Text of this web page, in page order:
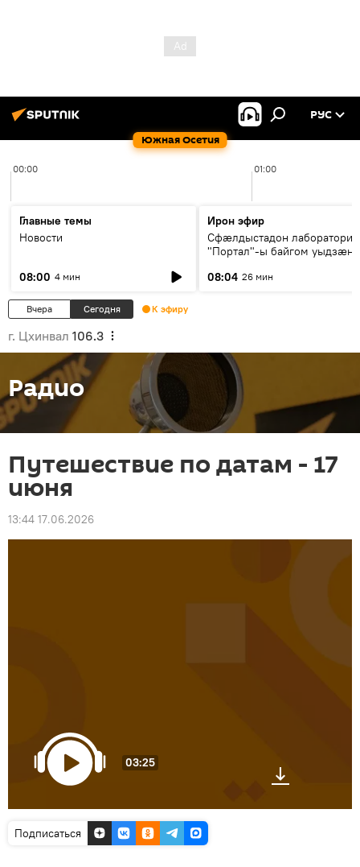
Южная Осетия
РУС
00:00 01:00
Главные темы
Новости
08:00 4 мин
Ирон эфир
Сфæлдыстадон лаборатори
"Портал"-ы байгом уыдзæн
Æхсары куыстыты равдыст
08:04 26 мин
Вчера Сегодня К эфиру
г. Цхинвал 106.3
Радио
Путешествие по датам - 17
июня
13:44 17.06.2026
03:25
Подписаться